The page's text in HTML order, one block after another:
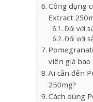
Công dụng
Extract
Đối với
Đối với
viên giá bao
Ai cần đến
250mg?
Cách dùng